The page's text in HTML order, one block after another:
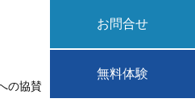
の協賛
お問合せ
無料体験